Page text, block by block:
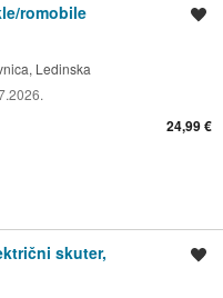
romobile
Ledinska
24,99 €
skuter,